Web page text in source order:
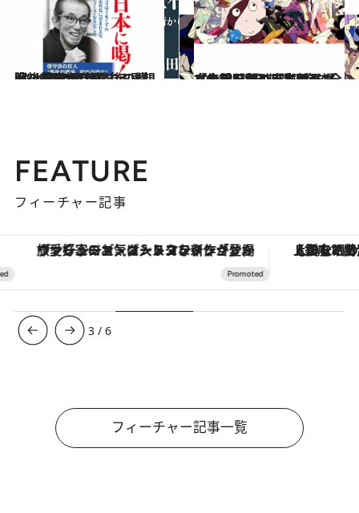
2024.3.22
戦後日本を代表する思想家、福田恆存“最後の講演”が初の書籍化
カルチャー 2024.3.21
【大手町のキラキラメガベンチャー】麻布競馬場『令和元年の人生ゲーム』第2話を期間限定で全文無料公開！
カルチャー
FEATURE
フィーチャー記事
ヴァシュロン・コンスタンタン「オーヴァーシーズ・オートマティック」。旅愛好家のお気に入りコレクションから、ジェンダーレスな新作が登場 【銀座で出合う最旬美容】美髪ケアや上質
3 /6
フィーチャー記事一覧